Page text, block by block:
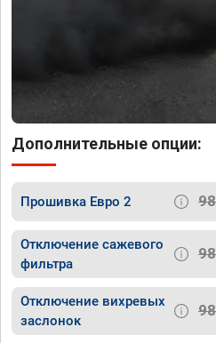
Дополнительные опции:
Прошивка Евро 2
Отключение сажевого
фильтра
Отключение вихревых
заслонок